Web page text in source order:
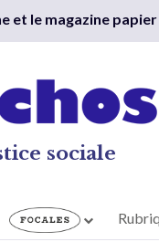
et le magazine
sociale